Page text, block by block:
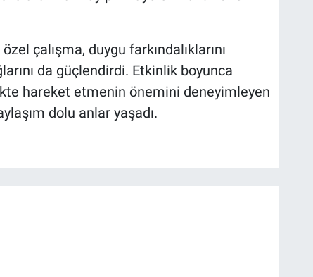
çalışma, duygu farkındalıklarını
da güçlendirdi. Etkinlik boyunca
hareket etmenin önemini deneyimleyen
dolu anlar yaşadı.